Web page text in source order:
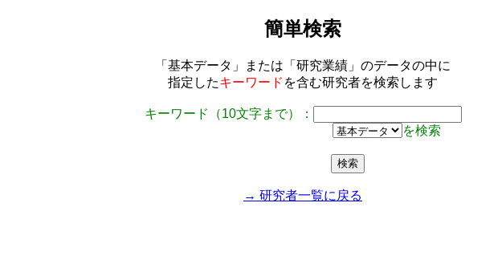
簡単検索
「基本データ」または「研究業績」のデータの中に
指定したキーワード を含む研究者を検索します
キーワード（10文字まで）：
を検索
→ 研究者一覧に戻る